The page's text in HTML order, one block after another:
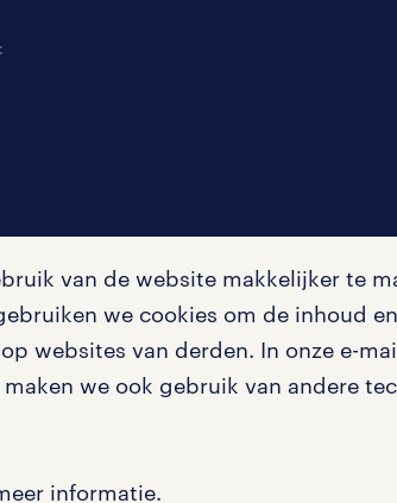
van de website makkelijker te
we cookies om de inhoud
websites van derden. In onze e-
we ook gebruik van andere
informatie.